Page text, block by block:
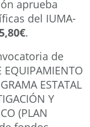
aprueba
del IUMA-
.
de
EQUIPAMIENTO
ESTATAL
Y
(PLAN